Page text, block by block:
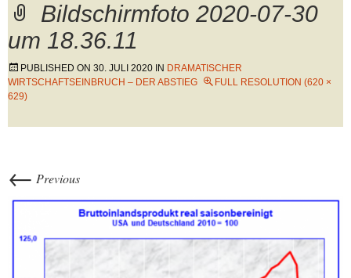
Bildschirmfoto 2020-07-30
um 18.36.11
PUBLISHED ON 30. JULI 2020 IN DRAMATISCHER
WIRTSCHAFTSEINBRUCH – DER ABSTIEG
FULL RESOLUTION (620 ×
629)
← Previous